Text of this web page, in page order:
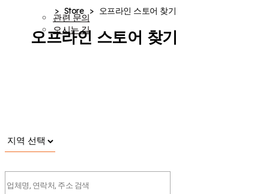
관련 문의
오시는 길
> Store > 오프라인 스토어 찾기
오프라인 스토어 찾기